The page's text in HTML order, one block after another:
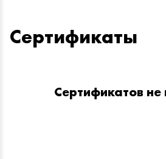
Сертификаты
Сертификатов